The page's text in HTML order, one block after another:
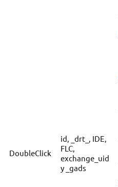
DoubleClick
id, _drt_, IDE,
FLC,
exchange_uid
y _gads